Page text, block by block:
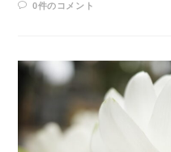
0件のコメント